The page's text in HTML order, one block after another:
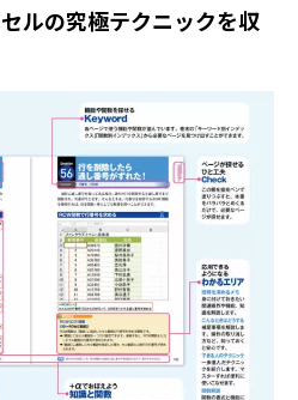
ルの究極テクニックを収